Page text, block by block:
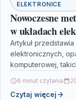
ELEKTRONICE
Nowoczesne
w układach
Artykuł
elektronicznych,
komputerowej,
6 minut czytania
Czytaj więcej